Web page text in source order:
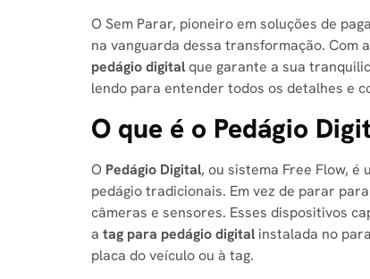
O Sem Parar, pioneiro em soluções de
na vanguarda dessa transformação. Com
pedágio digitalque garante a sua
lendo para entender todos os detalhes e
O que é o Pedágio
O Pedágio Digital, ou sistema Free Flow,
pedágio tradicionais. Em vez de parar
câmeras e sensores. Esses dispositivos
a tag para pedágio digital instalada no
placa do veículo ou à tag.